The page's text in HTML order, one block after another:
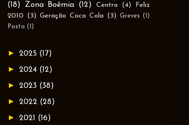
(18)
Zona Boêmia (12) Centro (4)
Feliz
2010 (3) Geração Coca Cola (3) Greves (1)
Posto (1)
► 2025 (17)
► 2024 (12)
► 2023 (38)
► 2022 (28)
► 2021 (16)